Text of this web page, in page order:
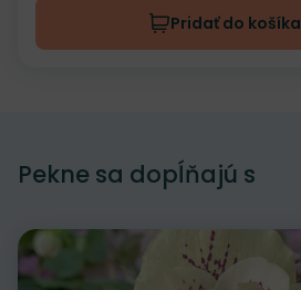
Pridať do košíka
Pekne sa dopĺňajú s